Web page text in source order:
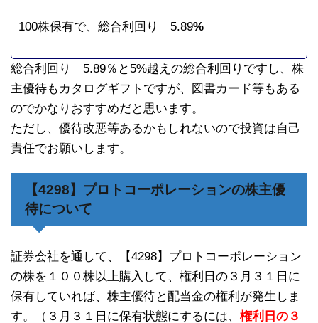
100株保有で、総合利回り 5.89%
総合利回り 5.89％と5%越えの総合利回りですし、株
主優待もカタログギフトですが、図書カード等もある
のでかなりおすすめだと思います。
ただし、優待改悪等あるかもしれないので投資は自己
責任でお願いします。
【4298】プロトコーポレーションの株主優
待について
証券会社を通して、【4298】プロトコーポレーション
の株を１００株以上購入して、権利日の３月３１日に
保有していれば、株主優待と配当金の権利が発生しま
す。（３月３１日に保有状態にするには、 権利日の３